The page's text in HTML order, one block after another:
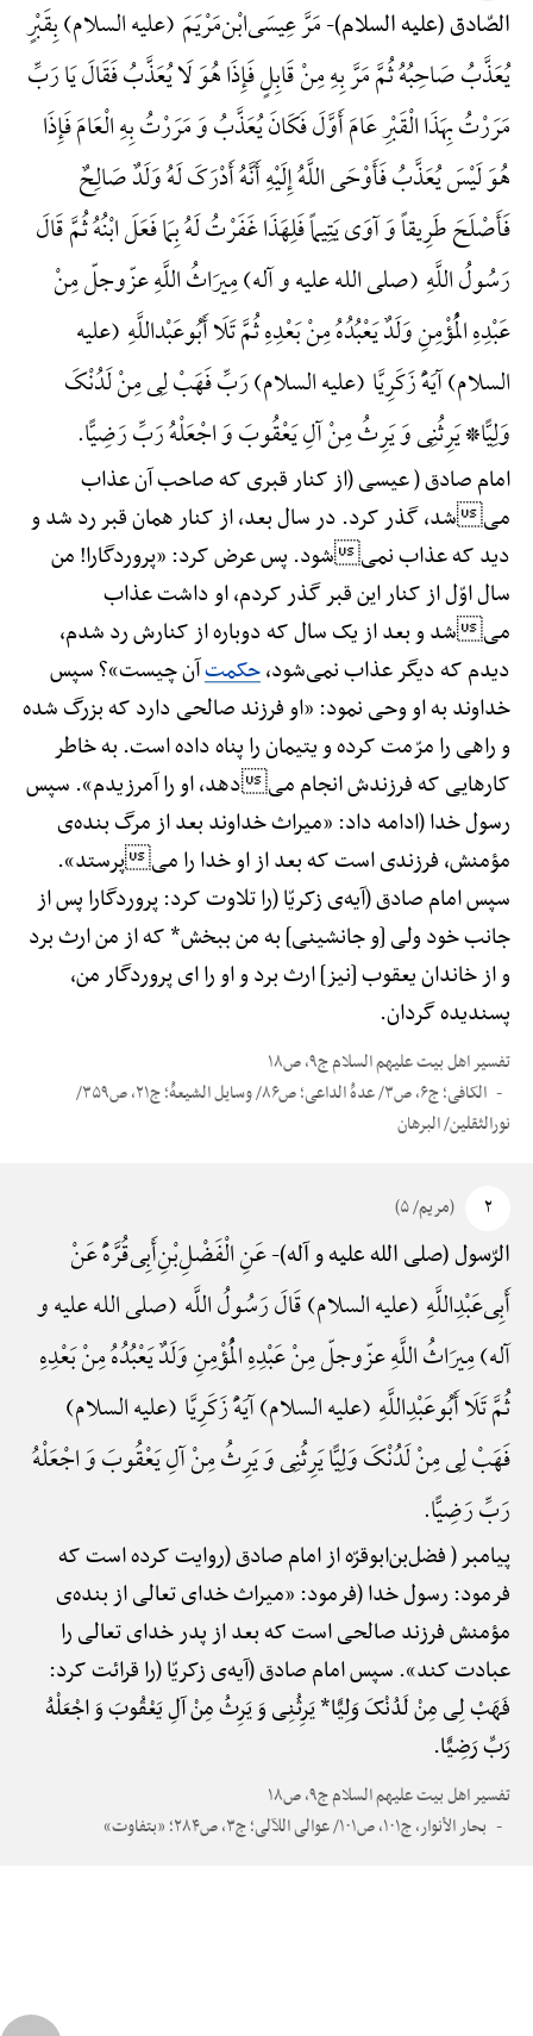
الصّادق (علیه السلام)-مَرَّ عِیسَی‌ابْن‌مَرْیَمَ (علیه السلام) بِقَبْرٍ
یُعَذَّبُ صَاحِبُهُ ثُمَّ مَرَّ بِهِ مِنْ قَابِلٍ فَإِذَا هُوَ لَا یُعَذَّبُ فَقَالَ یَا رَبِّ
مَرَرْتُ بِهَذَا الْقَبْرِ عَامَ أَوَّلَ فَکَانَ یُعَذَّبُ وَ مَرَرْتُ بِهِ الْعَامَ فَإِذَا
هُوَ لَیْسَ یُعَذَّبُ فَأَوْحَی اللَّهُ إِلَیْهِ أَنَّهُ أَدْرَکَ لَهُ وَلَدٌ صَالِحٌ
فَأَصْلَحَ طَرِیقاً وَ آوَی یَتِیماً فَلِهَذَا غَفَرْتُ لَهُ بِمَا فَعَلَ ابْنُهُ ثُمَّ قَالَ
رَسُولُ اللَّهِ (صلی الله علیه و آله) مِیرَاثُ اللَّهِ عزّوجلّ مِنْ
عَبْدِهِ الْمُؤْمِنِ وَلَدٌ یَعْبُدُهُ مِنْ بَعْدِهِ ثُمَّ تَلَا أَبُوعَبْداللَّهِ (علیه
السلام) آیَهًَْ زَکَرِیَّا (علیه السلام) رَبِّ فَهَبْ لِی مِنْ لَدُنْکَ
وَلِیًّا* یَرِثُنِی وَ یَرِثُ مِنْ آلِ یَعْقُوبَ وَ اجْعَلْهُ رَبِّ رَضِیًّا.
امام صادق ( عیسی (از کنار قبری که صاحب آن عذاب
میشد، گذر کرد. در سال بعد، از کنار همان قبر رد شد و
دید که عذاب نمیشود. پس عرض کرد: «پروردگارا! من
سال اوّل از کنار این قبر گذر کردم، او داشت عذاب
میشد و بعد از یک سال که دوباره از کنارش رد شدم،
دیدم که دیگر عذاب نمی‌شود،حکمتآن چیست»؟ سپس
خداوند به او وحی نمود: «او فرزند صالحی دارد که بزرگ شده
و راهی را مرّمت کرده و یتیمان را پناه داده است. به خاطر
کارهایی که فرزندش انجام میدهد، او را آمرزیدم». سپس
رسول خدا (ادامه داد: «میراث خداوند بعد از مرگ بنده‌ی
مؤمنش، فرزندی است که بعد از او خدا را میپرستد».
سپس امام صادق (آیه‌ی زکریّا (را تلاوت کرد: پروردگارا پس از
جانب خود ولی [و جانشینی] به من ببخش* که از من ارث برد
و از خاندان یعقوب [نیز] ارث برد و او را ای پروردگار من،
پسندیده گردان.
تفسیر اهل بیت علیهم السلام ج۹، ص۱۸
الکافی؛ ج۶، ص۳/ عدهًْ الداعی؛ ص۸۶/ وسایل الشیعهًْ؛ ج۲۱، ص۳۵۹/
نورالثقلین/ البرهان
۲ (مریم/ ۵)
الرّسول (صلی الله علیه و آله)-عَنِ الْفَضْلِ‌بْنِ‌أَبِی‌قُرَّهًَْ عَنْ
أَبِی‌عَبْدِ‌اللَّهِ (علیه السلام) قَالَ رَسُولُ اللَّه (صلی الله علیه و
آله) مِیرَاثُ اللَّهِ عزّوجلّ مِنْ عَبْدِهِ الْمُؤْمِنِ وَلَدٌ یَعْبُدُهُ مِنْ بَعْدِهِ
ثُمَّ تَلَا أَبُوعَبْدِ‌اللَّهِ (علیه السلام) آیَهًَْ زَکَرِیَّا (علیه السلام)
فَهَبْ لِی مِنْ لَدُنْکَ وَلِیًّا یَرِثُنِی وَ یَرِثُ مِنْ آلِ یَعْقُوبَ وَ اجْعَلْهُ
رَبِّ رَضِیًّا.
پیامبر ( فضل‌بن‌ابوقرّه از امام صادق (روایت کرده است که
فرمود: رسول خدا (فرمود: «میراث خدای تعالی از بنده‌ی
مؤمنش فرزند صالحی است که بعد از پدر خدای تعالی را
عبادت کند». سپس امام صادق (آیه‌ی زکریّا (را قرائت کرد:
فَهَبْ لِی مِنْ لَدُنْکَ وَلِیًّا* یَرِثُنِی وَ یَرِثُ مِنْ آلِ یَعْقُوبَ وَ اجْعَلْهُ
رَبِّ رَضِیًّا.
تفسیر اهل بیت علیهم السلام ج۹، ص۱۸
بحار الأنوار، ج۱۰۱، ص۱۰۱/ عوالی اللآلی؛ ج۳، ص۲۸۴؛ «بتفاوت»